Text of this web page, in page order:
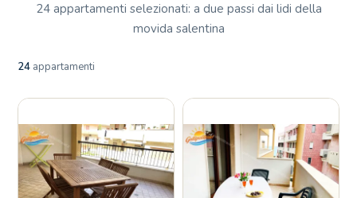
24 appartamenti selezionati: a due passi dai lidi della
movida salentina
24 appartamenti